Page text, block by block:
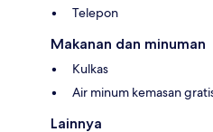
Telepon
Makanan dan minuman
Kulkas
Air minum kemasan
Lainnya